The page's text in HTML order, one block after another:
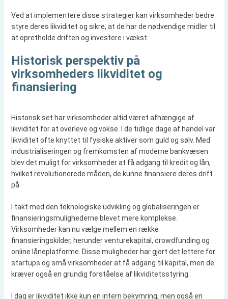
Ved at implementere disse strategier kan virksomheder bedre
styre deres likviditet og sikre, at de har de nødvendige midler til
at opretholde driften og investere i vækst.
Historisk perspektiv på
virksomheders likviditet og
finansiering
Historisk set har virksomheder altid været afhængige af
likviditet for at overleve og vokse. I de tidlige dage af handel var
likviditet ofte knyttet til fysiske aktiver som guld og sølv. Med
industrialiseringen og fremkomsten af moderne bankvæsen
blev det muligt for virksomheder at få adgang til kredit og lån,
hvilket revolutionerede måden, de kunne finansiere deres drift
på.
I takt med den teknologiske udvikling og globaliseringen er
finansieringsmulighederne blevet mere komplekse.
Virksomheder kan nu vælge mellem en række
finansieringskilder, herunder venturekapital, crowdfunding og
online låneplatforme. Disse muligheder har gjort det lettere for
startups og små virksomheder at få adgang til kapital, men de
kræver også en grundig forståelse af likviditetsstyring.
I dag er likviditet ikke kun en intern bekymring, men også en